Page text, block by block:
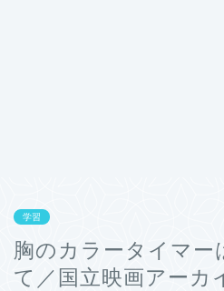
学習
胸のカラータイマー
て／国立映画アーカ